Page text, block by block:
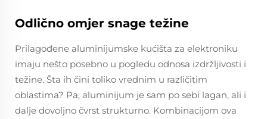
Odlično omjer snage težine
Prilagođene aluminijumske kućišta za elektroniku
imaju nešto posebno u pogledu odnosa izdržljivosti i
težine. Šta ih čini toliko vrednim u različitim
oblastima? Pa, aluminijum je sam po sebi lagan, ali i
dalje dovoljno čvrst strukturno. Kombinacijom ova